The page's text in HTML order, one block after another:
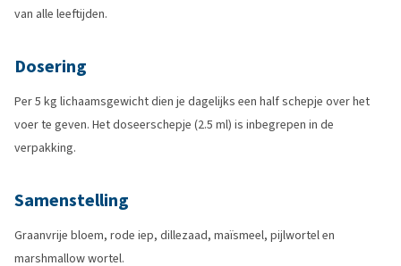
van alle leeftijden.
Dosering
Per 5 kg lichaamsgewicht dien je dagelijks een half schepje over het
voer te geven. Het doseerschepje (2.5 ml) is inbegrepen in de
verpakking.
Samenstelling
Graanvrije bloem, rode iep, dillezaad, maïsmeel, pijlwortel en
marshmallow wortel.